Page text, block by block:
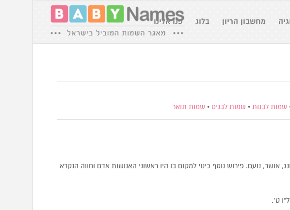
מחשבון הריון בלוג פנו אלינו
שמות לבנות • שמות לבנים • שמות תואר
אושר, נועם. פירוש נוסף כינוי למקום בו היו ראשוני האנושות אדם וחווה הנקרא
ט’.